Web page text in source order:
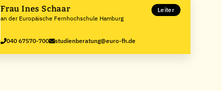
Frau Ines Schaar
an der Europäische Fernhochschule Hamburg
Leiter
040 67570-700 studienberatung@euro-fh.de